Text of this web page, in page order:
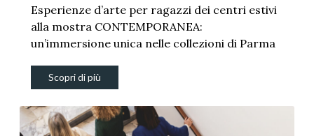
Esperienze d’arte per ragazzi dei centri estivi
alla mostra CONTEMPORANEA:
un’immersione unica nelle collezioni di Parma
Scopri di più